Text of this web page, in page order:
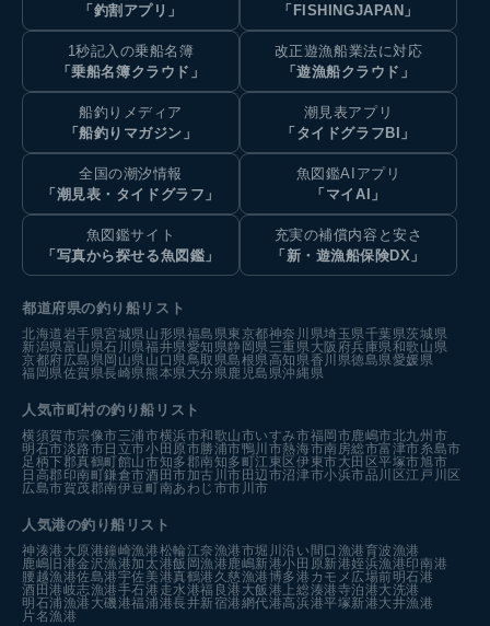
「釣割アプリ」
「FISHINGJAPAN」
1秒記入の乗船名簿
「乗船名簿クラウド」
改正遊漁船業法に対応
「遊漁船クラウド」
船釣りメディア
「船釣りマガジン」
潮見表アプリ
「タイドグラフBI」
全国の潮汐情報
「潮見表・タイドグラフ」
魚図鑑AIアプリ
「マイAI」
魚図鑑サイト
「写真から探せる魚図鑑」
充実の補償内容と安さ
「新・遊漁船保険DX」
都道府県の釣り船リスト
北海道岩手県宮城県山形県福島県東京都神奈川県埼玉県千葉県茨城県
新潟県富山県石川県福井県愛知県静岡県三重県大阪府兵庫県和歌山県
京都府広島県岡山県山口県鳥取県島根県高知県香川県徳島県愛媛県
福岡県佐賀県長崎県熊本県大分県鹿児島県沖縄県
人気市町村の釣り船リスト
横須賀市宗像市三浦市横浜市和歌山市いすみ市福岡市鹿嶋市北九州市
明石市淡路市 日立市小田原市勝浦市鴨川市熱海市南房総市富津市糸島市
足柄下郡真鶴町館山市知多郡南知多町江東区伊東市大田区平塚市旭市
日高郡印南町鎌倉市酒田市加古川市 田辺市沼津市小浜市品川区江戸川区
広島市賀茂郡南伊豆町南あわじ市市川市
人気港の釣り船リスト
神湊港 大原港鐘崎漁港松輪江奈漁港市堀川沿い 間口漁港育波漁港
鹿嶋旧港金沢漁港加太港飯岡漁港鹿嶋新港小田原新港姪浜漁港印南港
腰越漁港佐島港宇佐美港真鶴港 久慈漁港博多港カモメ広場前明石港
酒田港岐志漁港手石港 走水港福良港 大飯港 上総湊港寺泊港大洗港
明石浦漁港 大磯港福浦港長井新宿港網代港高浜港平塚新港大井漁港
片名漁港